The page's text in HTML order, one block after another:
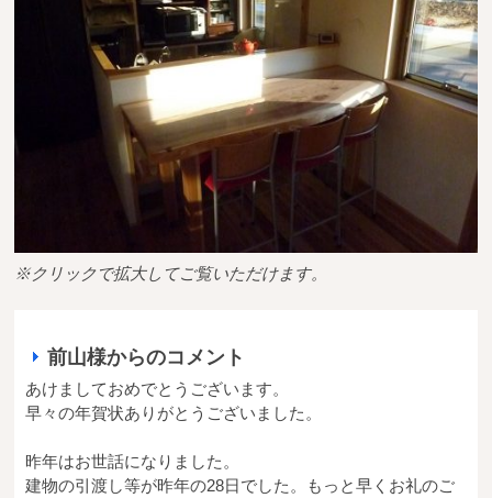
送料・お支払い方法について
ご注文前の注意点
Attention
before ordering
一枚板を直販できる店
オイル塗装の
メンテナンスについて
オーダー加工について
当店の考え方
広葉樹一枚板
※クリックで拡大してご覧いただけます。
前山様からのコメント
あけましておめでとうございます。
早々の年賀状ありがとうございました。
昨年はお世話になりました。
建物の引渡し等が昨年の28日でした。もっと早くお礼のご